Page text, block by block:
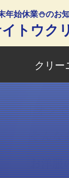
年始休業⛄のお
トウク
クリー